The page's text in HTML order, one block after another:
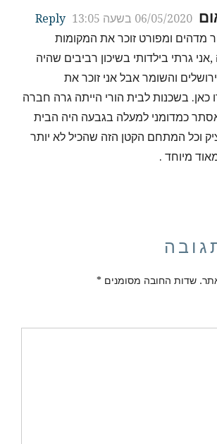
06/05/2020 בשעה 13:05
Reply
מדהים ומפורט זוכר את המקומות
גרתי בילדותי בשיכון רביבים שהיה
והשומר אבל אני זוכר את
כאן. בשכנות לבית הורי הייתה גרה חברה
כמדומני למעלה בגבעה היה הבית
וכל המתחם הקטן הזה שהכיל לא יותר
שדות החובה מסומנים *